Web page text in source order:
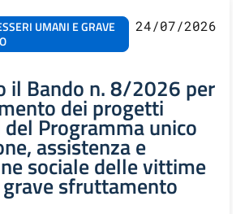
UMANI E GRAVE
24/07/2026
il Bando n. 8/2026 per
dei progetti
Programma unico
assistenza e
sociale delle vittime
sfruttamento